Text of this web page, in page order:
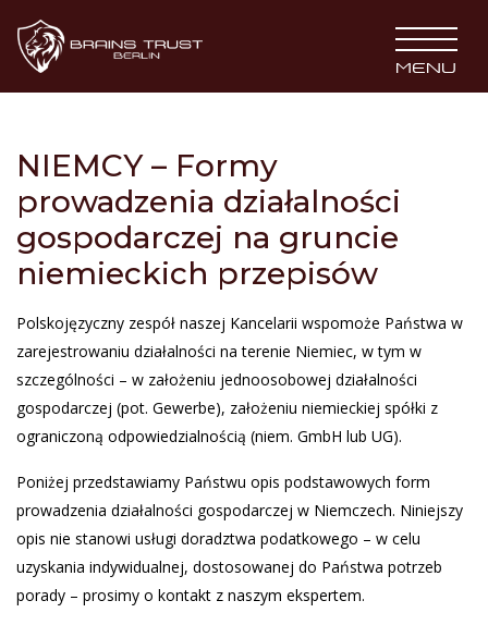
BRAINS TRUST
MENU
NIEMCY – Formy
prowadzenia działalności
gospodarczej na gruncie
niemieckich przepisów
Polskojęzyczny zespół naszej Kancelarii wspomoże Państwa w
zarejestrowaniu działalności na terenie Niemiec, w tym w
szczególności – w założeniu jednoosobowej działalności
gospodarczej (pot. Gewerbe), założeniu niemieckiej spółki z
ograniczoną odpowiedzialnością (niem. GmbH lub UG).
Poniżej przedstawiamy Państwu opis podstawowych form
prowadzenia działalności gospodarczej w Niemczech. Niniejszy
opis nie stanowi usługi doradztwa podatkowego – w celu
uzyskania indywidualnej, dostosowanej do Państwa potrzeb
porady – prosimy o kontakt z naszym ekspertem.